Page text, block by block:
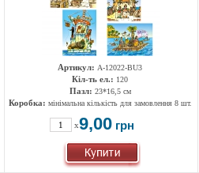
Артикул: A-12022-ВU3
Кіл-ть ел.: 120
Пазл: 23*16,5 см
Коробка: мінімальна кількість для замовлення 8 шт.
x9,00 грн